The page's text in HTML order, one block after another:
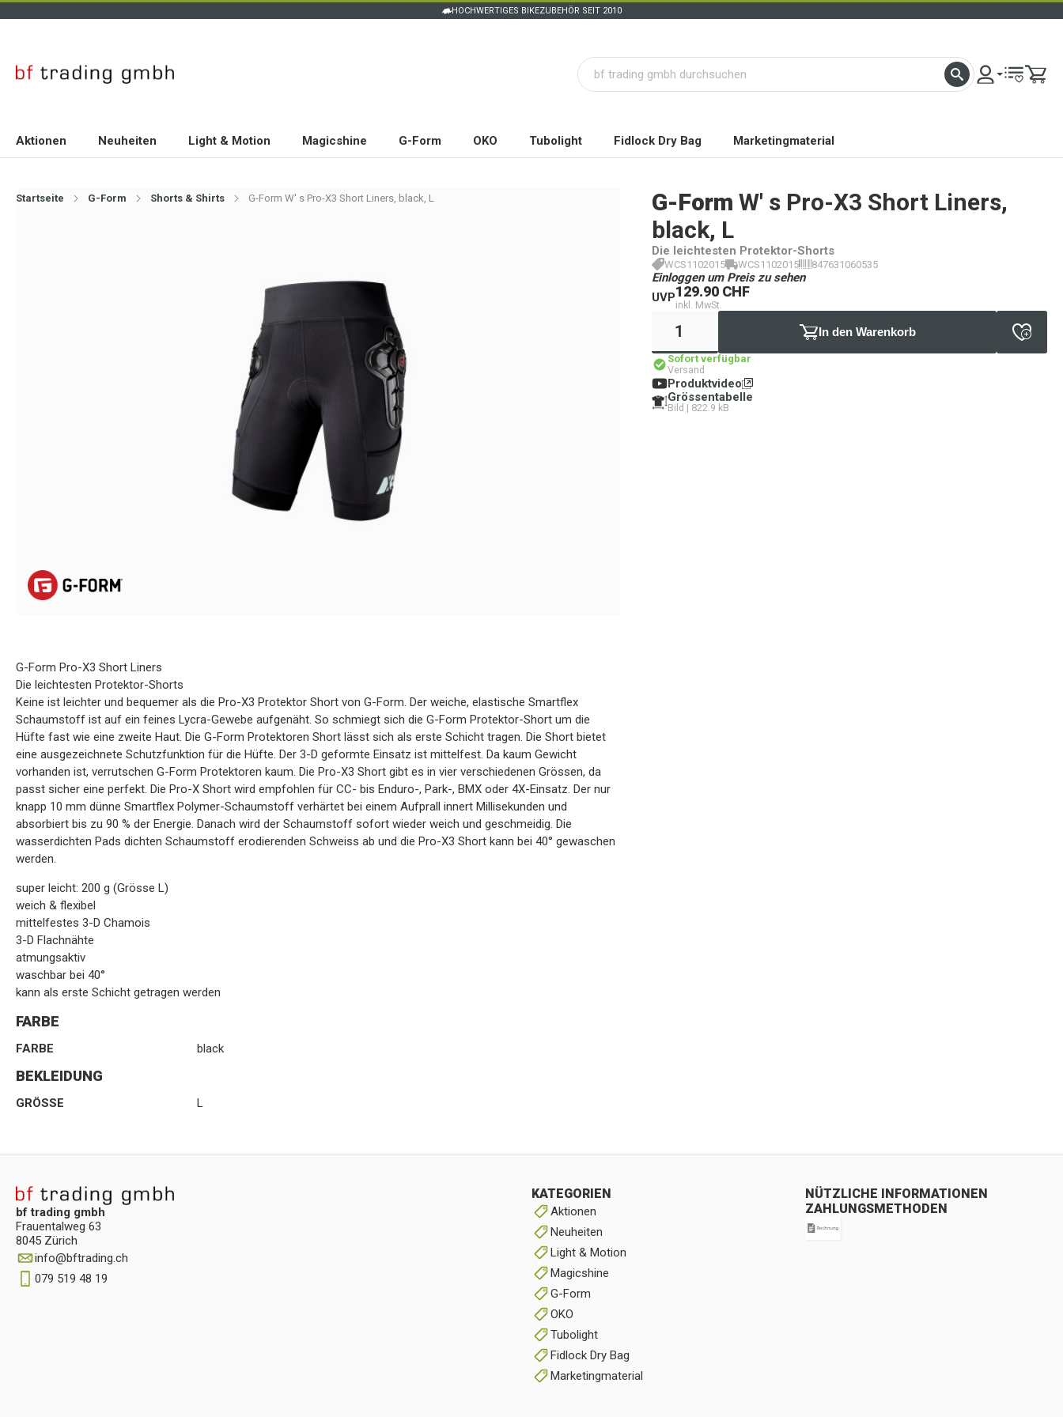
HOCHWERTIGES BIKEZUBEHÖR SEIT 2010
Aktionen Neuheiten Light & Motion Magicshine G-Form OKO Tubolight Fidlock Dry Bag Marketingmaterial
Startseite G-Form Shorts & Shirts G-Form W' s Pro-X3 Short Liners, black, L G-Form W' s Pro-X3 Short Liners,
black, L
Die leichtesten Protektor-Shorts
WCS1102015 WCS1102015 847631060535
Einloggen um Preis zu sehen
UVP129.90 CHF
inkl. MwSt.
In den Warenkorb
Sofort verfügbar
Versand
Produktvideo
Grössentabelle
Bild | 822.9 kB
G-Form Pro-X3 Short Liners
Die leichtesten Protektor-Shorts
Keine ist leichter und bequemer als die Pro-X3 Protektor Short von G-Form. Der weiche, elastische Smartflex
Schaumstoff ist auf ein feines Lycra-Gewebe aufgenäht. So schmiegt sich die G-Form Protektor-Short um die
Hüfte fast wie eine zweite Haut. Die G-Form Protektoren Short lässt sich als erste Schicht tragen. Die Short bietet
eine ausgezeichnete Schutzfunktion für die Hüfte. Der 3-D geformte Einsatz ist mittelfest. Da kaum Gewicht
vorhanden ist, verrutschen G-Form Protektoren kaum. Die Pro-X3 Short gibt es in vier verschiedenen Grössen, da
passt sicher eine perfekt. Die Pro-X Short wird empfohlen für CC- bis Enduro-, Park-, BMX oder 4X-Einsatz. Der nur
knapp 10 mm dünne Smartflex Polymer-Schaumstoff verhärtet bei einem Aufprall innert Millisekunden und
absorbiert bis zu 90 % der Energie. Danach wird der Schaumstoff sofort wieder weich und geschmeidig. Die
wasserdichten Pads dichten Schaumstoff erodierenden Schweiss ab und die Pro-X3 Short kann bei 40° gewaschen
werden.
super leicht: 200 g (Grösse L)
weich & flexibel
mittelfestes 3-D Chamois
3-D Flachnähte
atmungsaktiv
waschbar bei 40°
kann als erste Schicht getragen werden
FARBE
FARBE black
BEKLEIDUNG
GRÖSSE L
bf trading gmbh
Frauentalweg 63
8045 Zürich
info@bftrading.ch
079 519 48 19
KATEGORIEN
Aktionen
Neuheiten
Light & Motion
Magicshine
G-Form
OKO
Tubolight
Fidlock Dry Bag
Marketingmaterial
NÜTZLICHE INFORMATIONEN
ZAHLUNGSMETHODEN